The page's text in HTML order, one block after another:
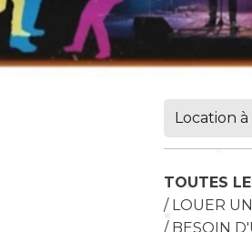
Location
TOUTES
/ LOUER
/ BESOIN